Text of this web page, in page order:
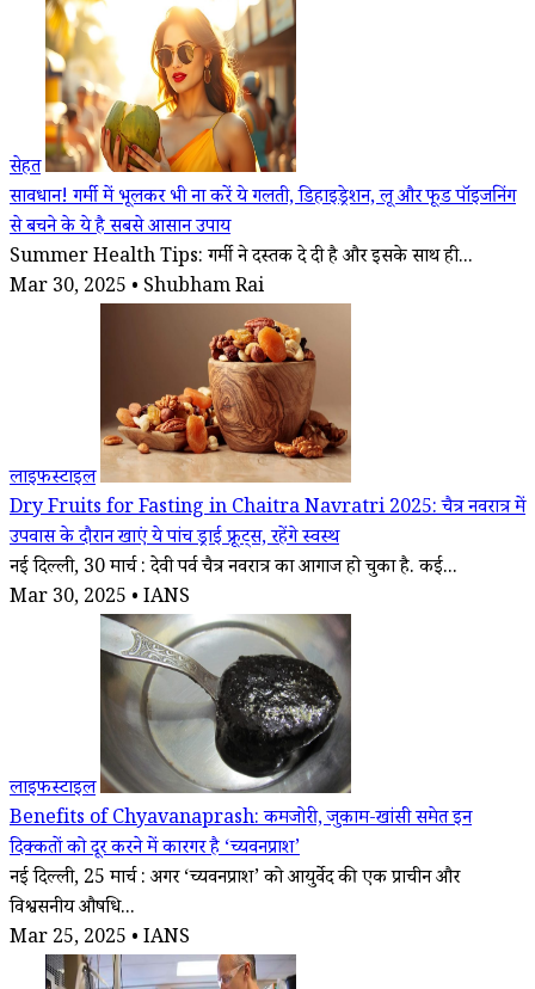
सेहत
सावधान! गर्मी में भूलकर भी ना करें ये गलती, डिहाइड्रेशन, लू और फूड पॉइजनिंग
से बचने के ये है सबसे आसान उपाय
Summer Health Tips: गर्मी ने दस्तक दे दी है और इसके साथ ही...
Mar 30, 2025 • Shubham Rai
लाइफस्टाइल
Dry Fruits for Fasting in Chaitra Navratri 2025: चैत्र नवरात्र में
उपवास के दौरान खाएं ये पांच ड्राई फ्रूट्स, रहेंगे स्वस्थ
नई दिल्ली, 30 मार्च : देवी पर्व चैत्र नवरात्र का आगाज हो चुका है. कई...
Mar 30, 2025 • IANS
लाइफस्टाइल
Benefits of Chyavanaprash: कमजोरी, जुकाम-खांसी समेत इन
दिक्कतों को दूर करने में कारगर है ‘च्यवनप्राश’
नई दिल्ली, 25 मार्च : अगर ‘च्यवनप्राश’ को आयुर्वेद की एक प्राचीन और
विश्वसनीय औषधि...
Mar 25, 2025 • IANS